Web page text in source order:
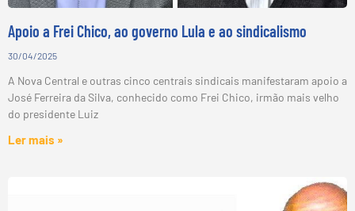
Apoio a Frei Chico, ao governo Lula e ao sindicalismo
30/04/2025
A Nova Central e outras cinco centrais sindicais manifestaram apoio a
José Ferreira da Silva, conhecido como Frei Chico, irmão mais velho
do presidente Luiz
Ler mais »